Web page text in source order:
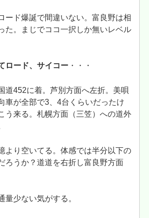
ード爆誕で間違いない。富良野は相
た。まじでココ一択しか無いレベル
ロード、サイコー ・・・
道452に着。芦別方面へ左折。美唄
車が全部で3、4台くらいだったけ
う来る。札幌方面（三笠）への道外
より空いてる。体感では半分以下の
ろうか？道道を右折し富良野方面
量少ない気がする。